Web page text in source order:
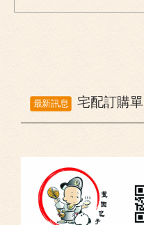
最新訊息 宅配訂購單